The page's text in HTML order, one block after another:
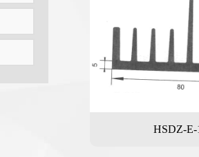
HSDZ-E-